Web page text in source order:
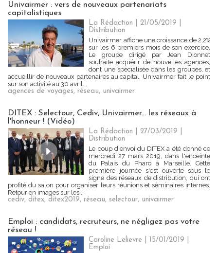
Univairmer : vers de nouveaux partenariats
capitalistiques
La Rédaction | 21/05/2019
Distribution
Univairmer affiche une croissance de 2,2%
sur les 6 premiers mois de son exercice.
Le groupe dirigé par Jean Dionnet
souhaite acquérir de nouvelles agences,
dont une spécialisée dans les groupes, et
accueillir de nouveaux partenaires au capital. Univairmer fait le point
sur son activité au 30 avril...
agences de voyages, réseau, univairmer
DITEX : Selectour, Cediv, Univairmer... les réseaux à
l'honneur ! (Vidéo)
La Rédaction | 27/03/2019
Distribution
Le coup d'envoi du DITEX a été donné ce
mercredi 27 mars 2019, dans l'enceinte
du Palais du Pharo à Marseille. Cette
première journée s'est ouverte sous le
signe des réseaux de distribution, qui ont
profité du salon pour organiser leurs réunions et séminaires internes.
Retour en images sur les...
cediv, ditex, ditex2019, réseau, selectour, univairmer
Emploi : candidats, recruteurs, ne négligez pas votre
réseau !
Caroline Lelievre | 15/01/2019
Emploi